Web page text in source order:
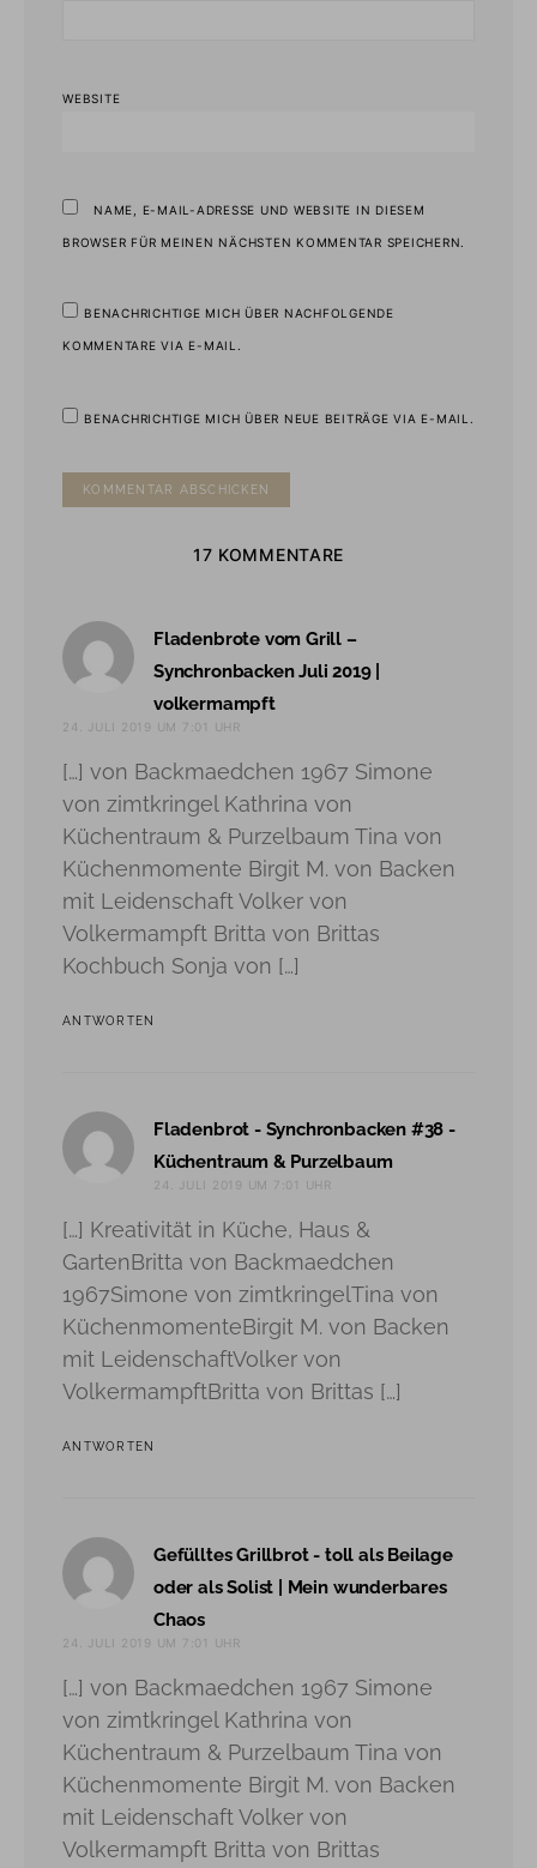
WEBSITE
NAME, E-MAIL-ADRESSE UND WEBSITE IN DIESEM
BROWSER FÜR MEINEN NÄCHSTEN KOMMENTAR SPEICHERN.
BENACHRICHTIGE MICH ÜBER NACHFOLGENDE
KOMMENTARE VIA E-MAIL.
BENACHRICHTIGE MICH ÜBER NEUE BEITRÄGE VIA E-MAIL.
17 KOMMENTARE
Fladenbrote vom Grill –
Synchronbacken Juli 2019 |
volkermampftsagt:
24. JULI 2019 UM 7:01 UHR
[…] von Backmaedchen 1967 Simone
von zimtkringel Kathrina von
Küchentraum & Purzelbaum Tina von
Küchenmomente Birgit M. von Backen
mit Leidenschaft Volker von
Volkermampft Britta von Brittas
Kochbuch Sonja von […]
ANTWORTEN
Fladenbrot - Synchronbacken #38 -
Küchentraum & Purzelbaum
24. JULI 2019 UM 7:01 UHR
[…] Kreativität in Küche, Haus &
GartenBritta von Backmaedchen
1967Simone von zimtkringelTina von
KüchenmomenteBirgit M. von Backen
mit LeidenschaftVolker von
VolkermampftBritta von Brittas […]
ANTWORTEN
Gefülltes Grillbrot - toll als Beilage
oder als Solist | Mein wunderbares
Chaos
24. JULI 2019 UM 7:01 UHR
[…] von Backmaedchen 1967 Simone
von zimtkringel Kathrina von
Küchentraum & Purzelbaum Tina von
Küchenmomente Birgit M. von Backen
mit Leidenschaft Volker von
Volkermampft Britta von Brittas